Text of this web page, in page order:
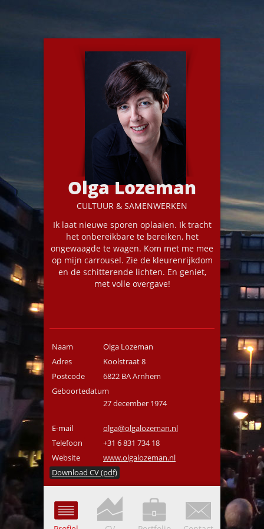
Olga Lozeman
CULTUUR & SAMENWERKEN
Ik laat nieuwe sporen oplaaien. Ik tracht
het onbereikbare te bereiken, het
ongewaagde te wagen. Kom met me mee
op mijn carrousel. Zie de kleurenrijkdom
en de schitterende lichten. En geniet,
met volle overgave!
Naam
Olga Lozeman
Adres
Koolstraat 8
Postcode
6822 BA Arnhem
Geboortedatum
27 december 1974
E-mail
olga@olgalozeman.nl
Telefoon
+31 6 831 734 18
Website
www.olgalozeman.nl
Download CV (pdf)